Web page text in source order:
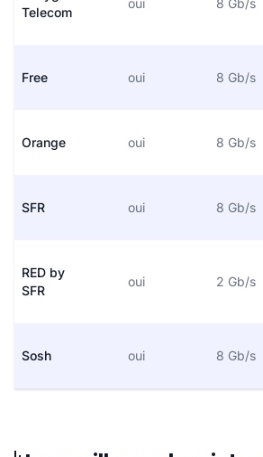
Telecom
oui 8 Gb/s
Free oui 8 Gb/s
Orange oui 8 Gb/s
SFR oui 8 Gb/s
RED by
SFR
oui 2 Gb/s
Sosh oui 8 Gb/s